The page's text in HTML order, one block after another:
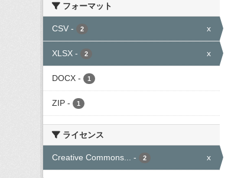
フォーマット
CSV - 2 x
XLSX - 2 x
DOCX - 1
ZIP - 1
ライセンス
Creative Commons... - 2 x